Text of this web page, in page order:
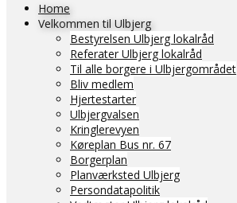
Home
Velkommen til Ulbjerg
Bestyrelsen Ulbjerg lokalråd
Referater Ulbjerg lokalråd
Til alle borgere i Ulbjergområdet
Bliv medlem
Hjertestarter
Ulbjergvalsen
Kringlerevyen
Køreplan Bus nr. 67
Borgerplan
Planværksted Ulbjerg
Persondatapolitik